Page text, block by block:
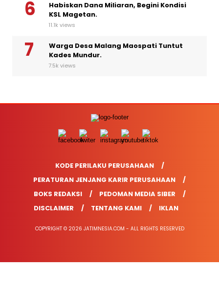
Habiskan Dana Miliaran, Begini Kondisi
KSL Magetan.
11.1k views
Warga Desa Malang Maospati Tuntut
Kades Mundur.
7.5k views
KODE PERILAKU PERUSAHAAN
PERATURAN JENJANG KARIR PERUSAHAAN
BOKS REDAKSI
PEDOMAN MEDIA SIBER
DISCLAIMER
TENTANG KAMI IKLAN
COPYRIGHT © 2026 JATIMNESIA.COM - ALL RIGHTS RESERVED